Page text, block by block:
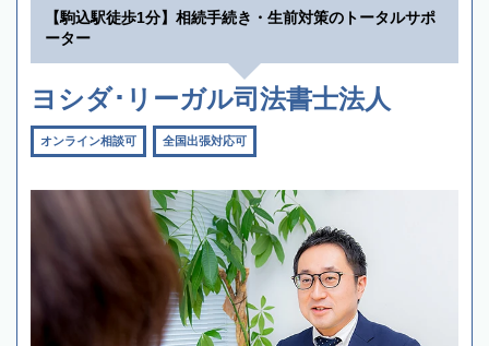
【駒込駅徒歩1分】相続手続き・生前対策のトータルサポ
ーター
ヨシダ･リーガル司法書士法人
オンライン相談可 全国出張対応可